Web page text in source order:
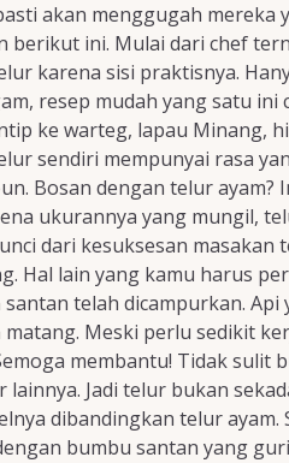
akan menggugah mereka
berikut ini. Mulai dari chef
karena sisi praktisnya.
resep mudah yang satu ini
ke warteg, lapau Minang,
sendiri mempunyai rasa
Bosan dengan telur ayam?
ukurannya yang mungil,
dari kesuksesan masakan
Hal lain yang kamu harus
telah dicampurkan. Api
Meski perlu sedikit
membantu! Tidak sulit
Jadi telur bukan
dibandingkan telur ayam.
bumbu santan yang